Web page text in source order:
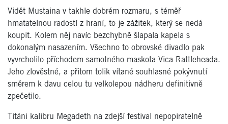
Vidět Mustaina v takhle dobrém rozmaru, s téměř
hmatatelnou radostí z hraní, to je zážitek, který se nedá
koupit. Kolem něj navíc bezchybně šlapala kapela s
dokonalým nasazením. Všechno to obrovské divadlo pak
vyvrcholilo příchodem samotného maskota Vica Rattleheada.
Jeho zlověstné, a přitom tolik vítané souhlasné pokývnutí
směrem k davu celou tu velkolepou nádheru definitivně
zpečetilo.
Titáni kalibru Megadeth na zdejší festival nepopiratelně